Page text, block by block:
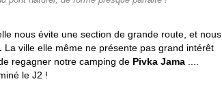
nous évite une section de grande route, et nous
La ville elle même ne présente pas grand intérêt
regagner notre camping de Pivka Jama
le J2 !